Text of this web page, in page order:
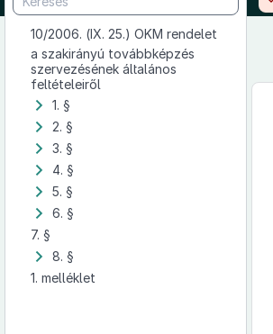
10/2006. (IX. 25.) OKM rendelet
a szakirányú továbbképzés
szervezésének általános
feltételeiről
1. §
2. §
3. §
4. §
5. §
6. §
7. §
8. §
1. melléklet